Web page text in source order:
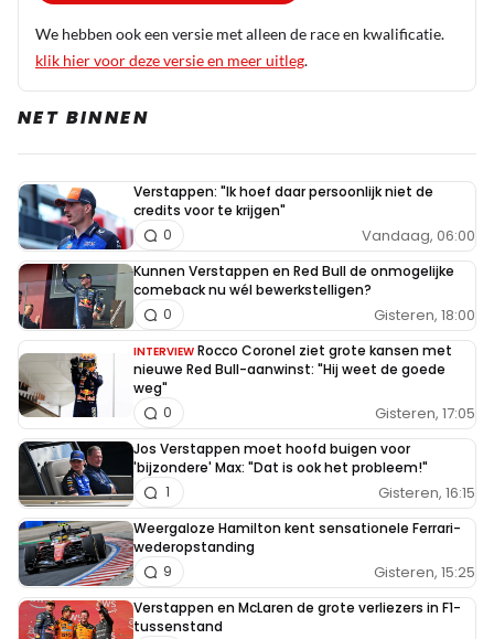
We hebben ook een versie met alleen de race en kwalificatie.
klik hier voor deze versie en meer uitleg.
NET BINNEN
Verstappen: "Ik hoef daar persoonlijk niet de
credits voor te krijgen"
Vandaag, 06:00
0
Kunnen Verstappen en Red Bull de onmogelijke
comeback nu wél bewerkstelligen?
Gisteren, 18:00
0
INTERVIEW Rocco Coronel ziet grote kansen met
nieuwe Red Bull-aanwinst: "Hij weet de goede
weg"
Gisteren, 17:05
0
Jos Verstappen moet hoofd buigen voor
'bijzondere' Max: "Dat is ook het probleem!"
Gisteren, 16:15
1
Weergaloze Hamilton kent sensationele Ferrari-
wederopstanding
Gisteren, 15:25
9
Verstappen en McLaren de grote verliezers in F1-
tussenstand